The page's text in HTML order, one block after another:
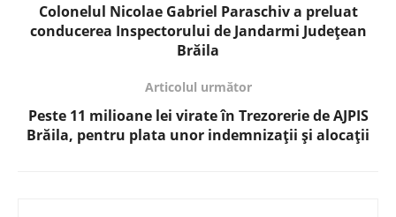
Colonelul Nicolae Gabriel Paraschiv a preluat
conducerea Inspectorului de Jandarmi Județean
Brăila
Articolul următor
Peste 11 milioane lei virate în Trezorerie de AJPIS
Brăila, pentru plata unor indemnizații și alocații